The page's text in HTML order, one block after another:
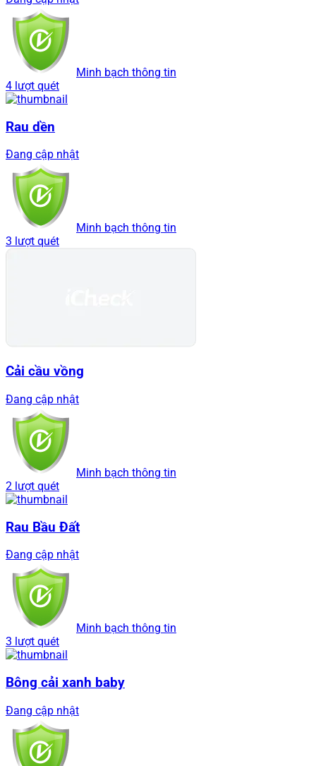
Minh bạch thông tin
4 lượt quét
Rau dền
Đang cập nhật
Minh bạch thông tin
3 lượt quét
Cải cầu vồng
Đang cập nhật
Minh bạch thông tin
2 lượt quét
Rau Bầu Đất
Đang cập nhật
Minh bạch thông tin
3 lượt quét
Bông cải xanh baby
Đang cập nhật